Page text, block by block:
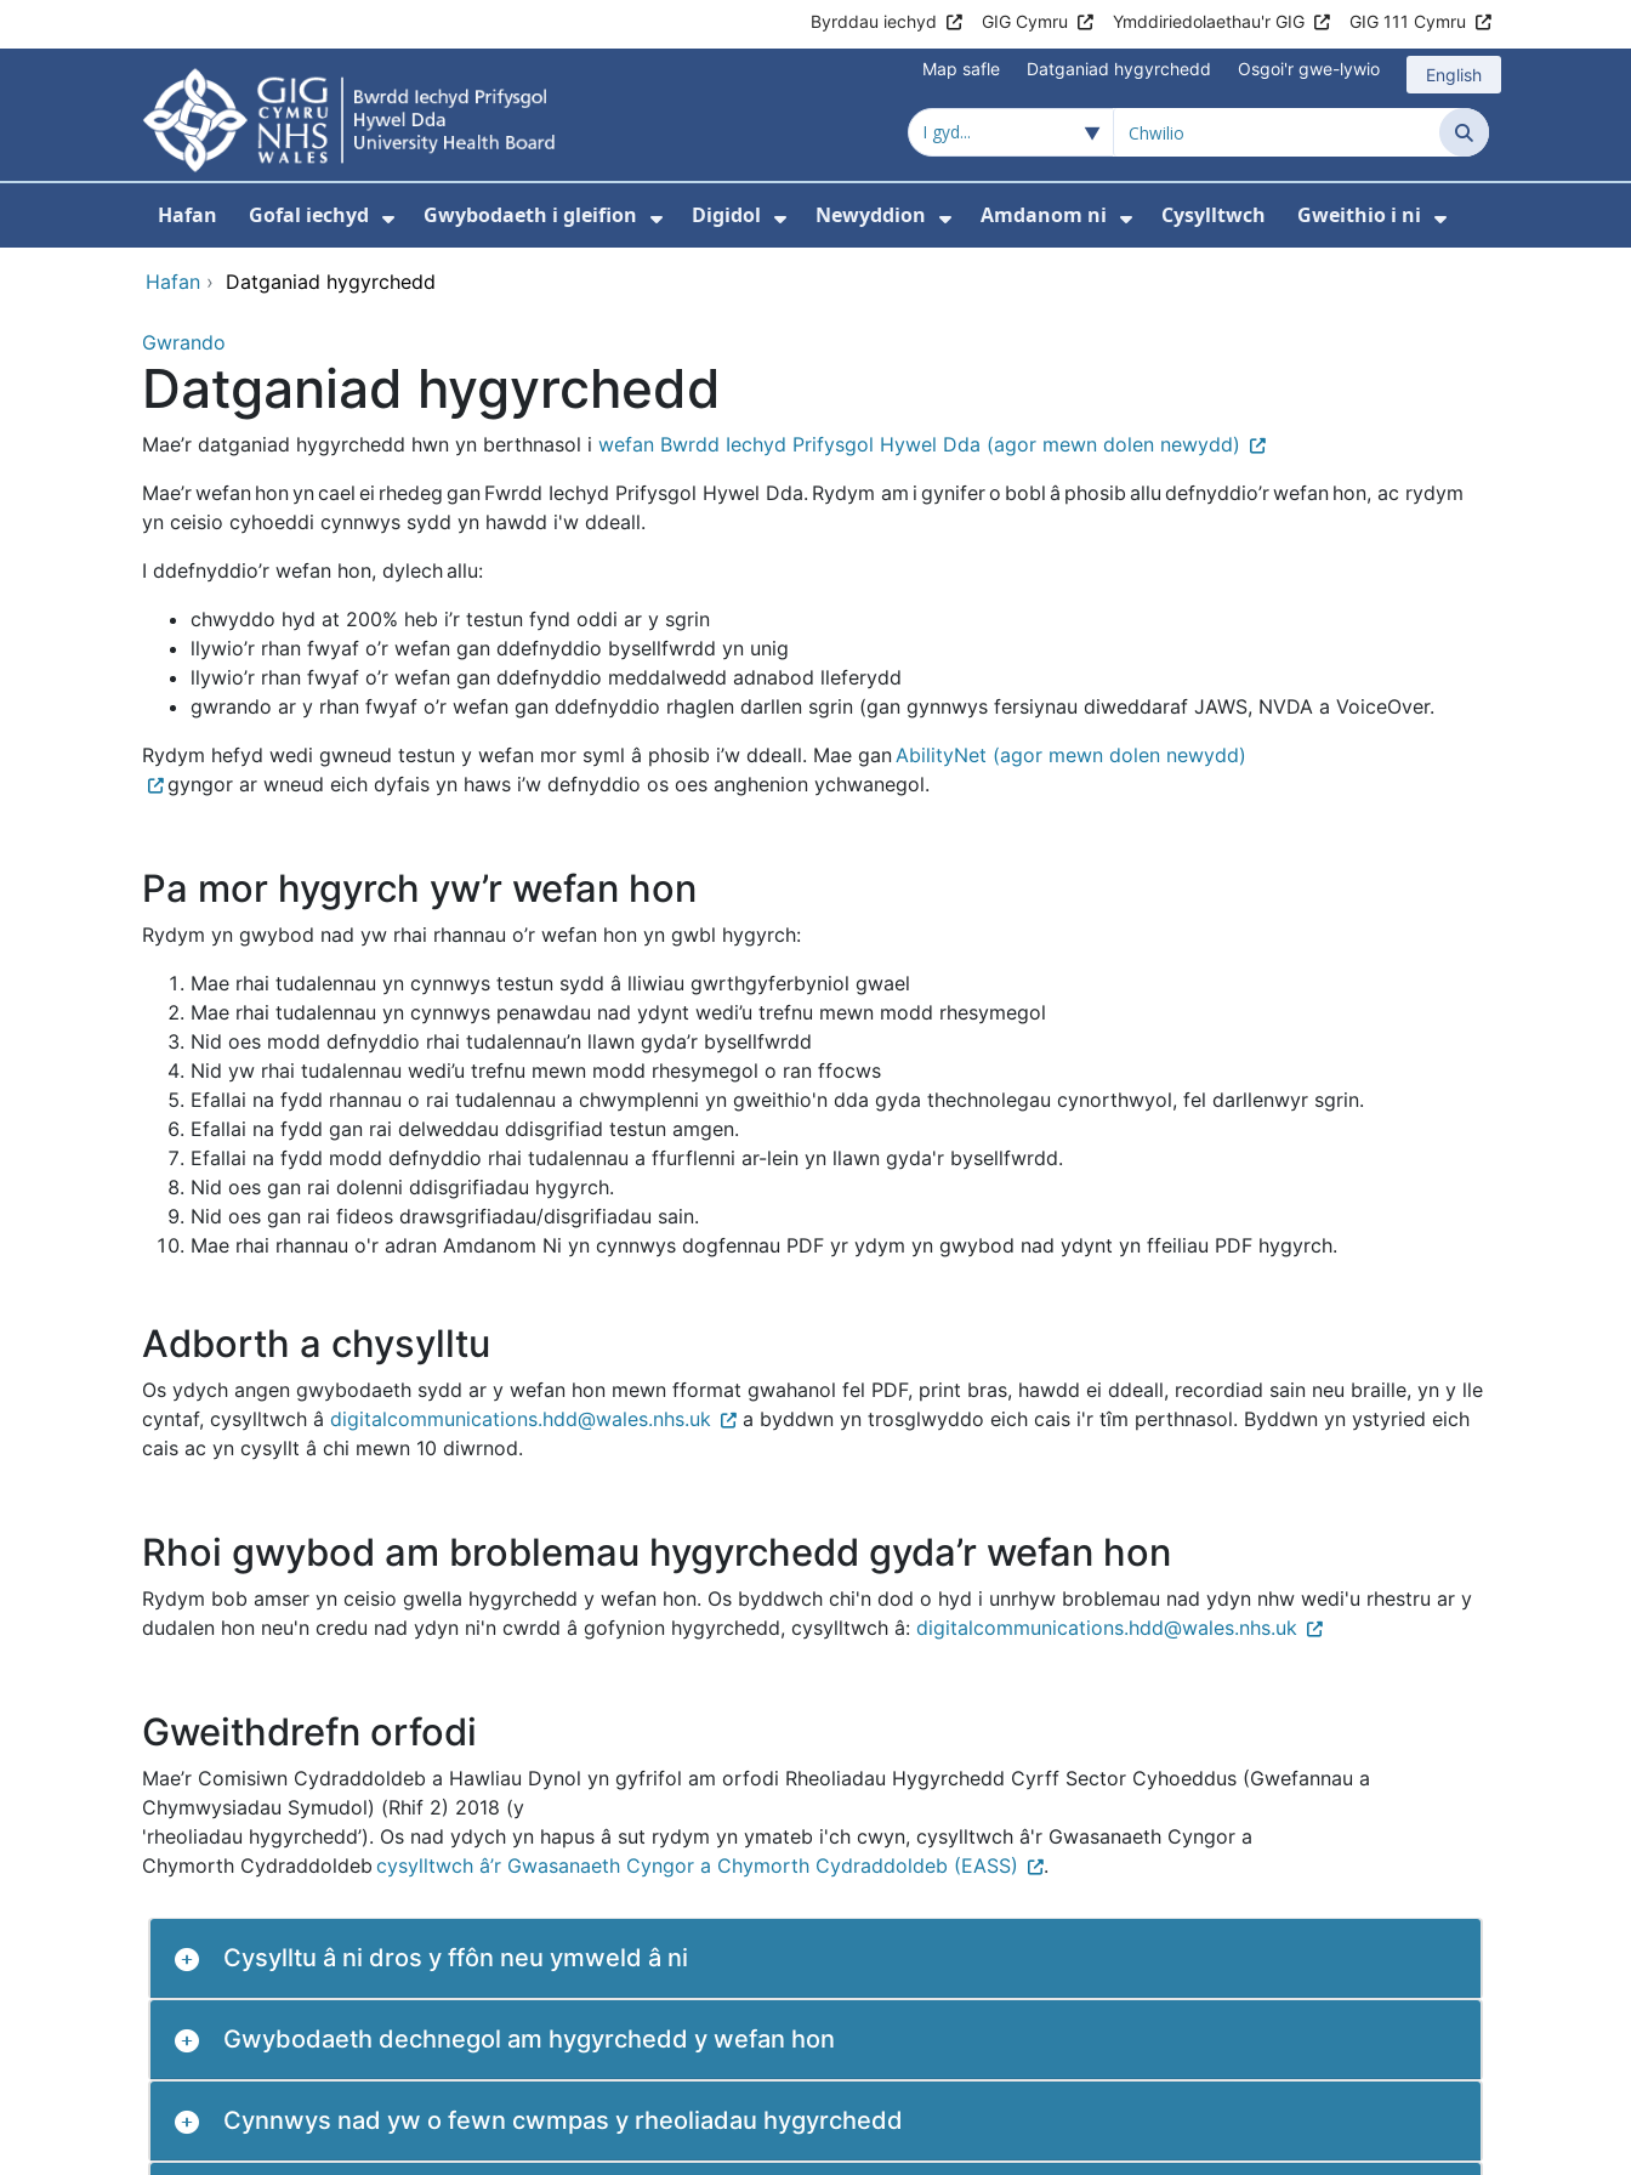
Byrddau iechyd GIG Cymru Ymddiriedolaethau'r GIG GIG 111 Cymru
Map safle Datganiad hygyrchedd Osgoi'r gwe-lywio English
Chwilio
Hafan Gofal iechyd
Dangos isddewislen ar gyfer Gofal iechyd
Gwybodaeth i gleifion
Dangos isddewislen ar gyfer Gwybodaeth i gleifion
Digidol
Dangos isddewislen ar gyfer Digidol
Newyddion
Dangos isddewislen ar gyfer Newyddion
Amdanom ni
Dangos isddewislen ar gyfer Amdanom ni
Cysylltwch Gweithio i ni
Dangos
Hafan › Datganiad hygyrchedd
Gwrando
Datganiad hygyrchedd
Mae’r datganiad hygyrchedd hwn yn berthnasol i wefan Bwrdd Iechyd Prifysgol Hywel Dda (agor mewn dolen newydd)
Mae’r wefan hon yn cael ei rhedeg gan Fwrdd Iechyd Prifysgol Hywel Dda. Rydym am i gynifer o bobl â phosib allu defnyddio’r wefan hon, ac rydym
yn ceisio cyhoeddi cynnwys sydd yn hawdd i'w ddeall.
I ddefnyddio’r wefan hon, dylech allu:
chwyddo hyd at 200% heb i’r testun fynd oddi ar y sgrin
llywio’r rhan fwyaf o’r wefan gan ddefnyddio bysellfwrdd yn unig
llywio’r rhan fwyaf o’r wefan gan ddefnyddio meddalwedd adnabod lleferydd
gwrando ar y rhan fwyaf o’r wefan gan ddefnyddio rhaglen darllen sgrin (gan gynnwys fersiynau diweddaraf JAWS, NVDA a VoiceOver.
Rydym hefyd wedi gwneud testun y wefan mor syml â phosib i’w ddeall. Mae ganAbilityNet (agor mewn dolen newydd)
gyngor ar wneud eich dyfais yn haws i’w defnyddio os oes anghenion ychwanegol.
Pa mor hygyrch yw’r wefan hon
Rydym yn gwybod nad yw rhai rhannau o’r wefan hon yn gwbl hygyrch:
Mae rhai tudalennau yn cynnwys testun sydd â lliwiau gwrthgyferbyniol gwael
Mae rhai tudalennau yn cynnwys penawdau nad ydynt wedi’u trefnu mewn modd rhesymegol
Nid oes modd defnyddio rhai tudalennau’n llawn gyda’r bysellfwrdd
Nid yw rhai tudalennau wedi’u trefnu mewn modd rhesymegol o ran ffocws
Efallai na fydd rhannau o rai tudalennau a chwymplenni yn gweithio'n dda gyda thechnolegau cynorthwyol, fel darllenwyr sgrin.
Efallai na fydd gan rai delweddau ddisgrifiad testun amgen.
Efallai na fydd modd defnyddio rhai tudalennau a ffurflenni ar-lein yn llawn gyda'r bysellfwrdd.
Nid oes gan rai dolenni ddisgrifiadau hygyrch.
Nid oes gan rai fideos drawsgrifiadau/disgrifiadau sain.
Mae rhai rhannau o'r adran Amdanom Ni yn cynnwys dogfennau PDF yr ydym yn gwybod nad ydynt yn ffeiliau PDF hygyrch.
Adborth a chysylltu
Os ydych angen gwybodaeth sydd ar y wefan hon mewn fformat gwahanol fel PDF, print bras, hawdd ei ddeall, recordiad sain neu braille, yn y lle
cyntaf, cysylltwch â digitalcommunications.hdd@wales.nhs.uk
a byddwn yn trosglwyddo eich cais i'r tîm perthnasol. Byddwn yn ystyried eich
cais ac yn cysyllt â chi mewn 10 diwrnod.
Rhoi gwybod am broblemau hygyrchedd gyda’r wefan hon
Rydym bob amser yn ceisio gwella hygyrchedd y wefan hon. Os byddwch chi'n dod o hyd i unrhyw broblemau nad ydyn nhw wedi'u rhestru ar y
dudalen hon neu'n credu nad ydyn ni'n cwrdd â gofynion hygyrchedd, cysylltwch â: digitalcommunications.hdd@wales.nhs.uk
Gweithdrefn orfodi
Mae’r Comisiwn Cydraddoldeb a Hawliau Dynol yn gyfrifol am orfodi Rheoliadau Hygyrchedd Cyrff Sector Cyhoeddus (Gwefannau a
Chymwysiadau Symudol) (Rhif 2) 2018 (y
'rheoliadau hygyrchedd’). Os nad ydych yn hapus â sut rydym yn ymateb i'ch cwyn, cysylltwch â'r Gwasanaeth Cyngor a
Chymorth Cydraddoldeb cysylltwch â’r Gwasanaeth Cyngor a Chymorth Cydraddoldeb (EASS) .
Cysylltu â ni dros y ffôn neu ymweld â ni
Gwybodaeth dechnegol am hygyrchedd y wefan hon
Cynnwys nad yw o fewn cwmpas y rheoliadau hygyrchedd